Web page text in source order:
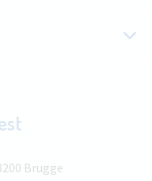
Brugge